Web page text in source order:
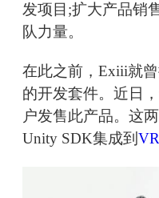
发项目;扩大产品销
队力量。
在此之前，Exiii就
的开发套件。近日
户发售此产品。这
Unity SDK集成到 VR